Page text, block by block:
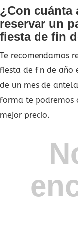
¿Con cuánta
reservar un
fiesta de fin
Te recomendamos
fiesta de fin de año
de un mes de
forma te podremos
mejor precio.